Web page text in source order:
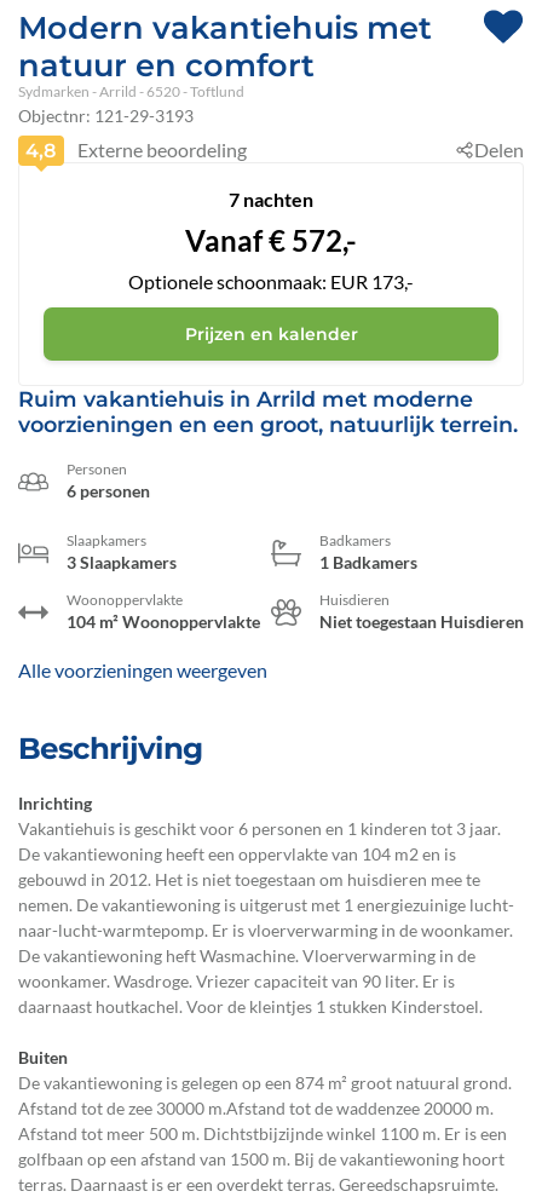
Modern vakantiehuis met
natuur en comfort
Sydmarken - Arrild - 6520 - Toftlund
Objectnr: 121-29-3193
Ruim vakantiehuis in Arrild met moderne
voorzieningen en een groot, natuurlijk terrein.
Personen
6 personen
Slaapkamers
3 Slaapkamers
Badkamers
1 Badkamers
Woonoppervlakte
104 m² Woonoppervlakte
Huisdieren
Niet toegestaan Huisdieren
Alle voorzieningen weergeven
Beschrijving
Inrichting
Vakantiehuis is geschikt voor 6 personen en 1 kinderen tot 3 jaar.
De vakantiewoning heeft een oppervlakte van 104 m2 en is
gebouwd in 2012. Het is niet toegestaan om huisdieren mee te
nemen. De vakantiewoning is uitgerust met 1 energiezuinige lucht-
naar-lucht-warmtepomp. Er is vloerverwarming in de woonkamer.
De vakantiewoning heft Wasmachine. Vloerverwarming in de
woonkamer. Wasdroge. Vriezer capaciteit van 90 liter. Er is
daarnaast houtkachel. Voor de kleintjes 1 stukken Kinderstoel.
Buiten
De vakantiewoning is gelegen op een 874 m² groot natuural grond.
Afstand tot de zee 30000 m.Afstand tot de waddenzee 20000 m.
Afstand tot meer 500 m. Dichtstbijzijnde winkel 1100 m. Er is een
golfbaan op een afstand van 1500 m. Bij de vakantiewoning hoort
terras. Daarnaast is er een overdekt terras. Gereedschapsruimte.
4,8 Externe beoordeling Delen
7 nachten
Vanaf€ 572,-
Optionele schoonmaak: EUR 173,-
Prijzen en kalender